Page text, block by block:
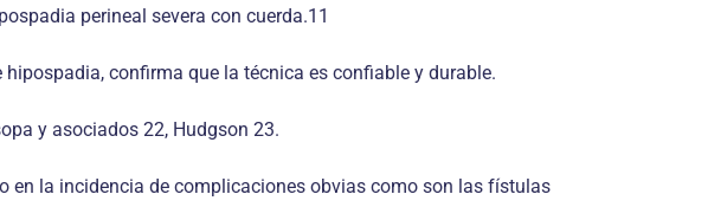
perineal severa con cuerda.11
confirma que la técnica es confiable y durable.
y asociados 22, Hudgson 23.
en la incidencia de complicaciones obvias como son las fístulas